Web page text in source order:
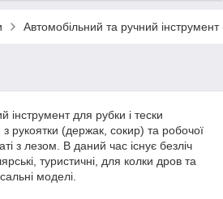
Автомобільний та ручний
інструмент для рубки і тески
рукоятки (держак, сокир) та робочої
з лезом. В даний час існує безліч
туристичні, для колки дров та
моделі.